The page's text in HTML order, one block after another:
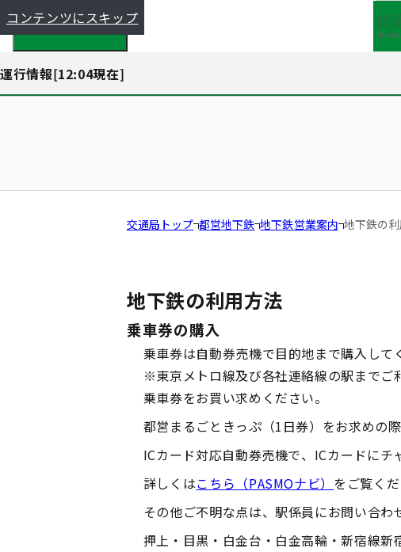
コンテンツにスキップ
都全体で探す
運行情報[12:04現在]
交通局トップ 都営地下鉄 地下鉄営業案内 地下鉄の
地下鉄の利用方法
乗車券の購入
乗車券は自動券売機で目的地まで購入して
※東京メトロ線及び各社連絡線の駅までご
乗車券をお買い求めください。
都営まるごときっぷ（1日券）をお求めの
ICカード対応自動券売機で、ICカードにチ
詳しくはこちら（PASMOナビ） をご覧くだ
その他ご不明な点は、駅係員にお問い合わ
押上・目黒・白金台・白金高輪・新宿線